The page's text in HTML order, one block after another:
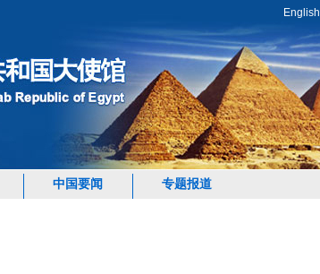
English
中国要闻 专题报道